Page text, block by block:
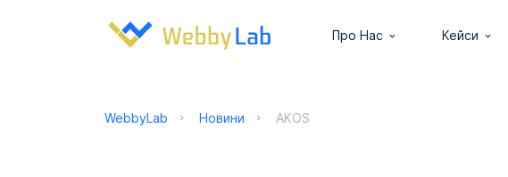
Про Нас Кейси
WebbyLab Новини AKOS